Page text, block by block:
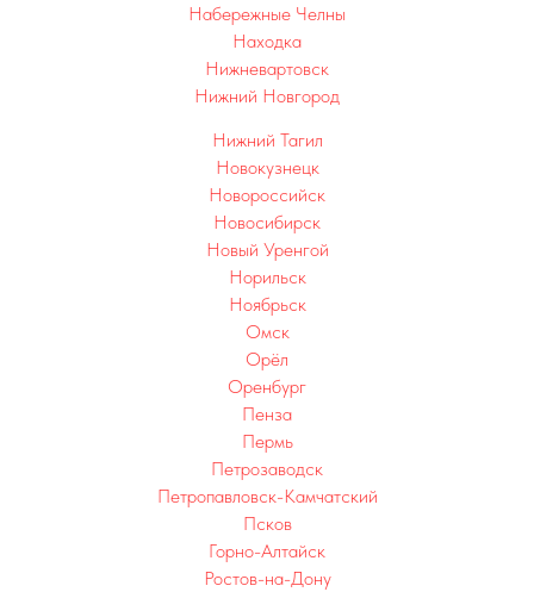
Набережные Челны
Находка
Нижневартовск
Нижний Новгород
Нижний Тагил
Новокузнецк
Новороссийск
Новосибирск
Новый Уренгой
Норильск
Ноябрьск
Омск
Орёл
Оренбург
Пенза
Пермь
Петрозаводск
Петропавловск-Камчатский
Псков
Горно-Алтайск
Ростов-на-Дону